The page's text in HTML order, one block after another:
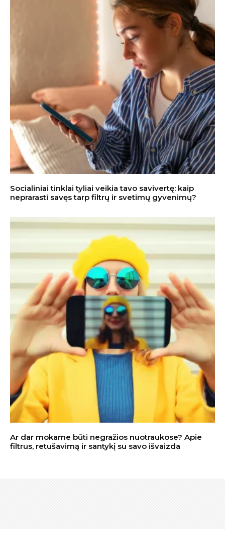
Socialiniai tinklai tyliai veikia tavo savivertę: kaip
neprarasti savęs tarp filtrų ir svetimų gyvenimų?
Ar dar mokame būti negražios nuotraukose? Apie
filtrus, retušavimą ir santykį su savo išvaizda